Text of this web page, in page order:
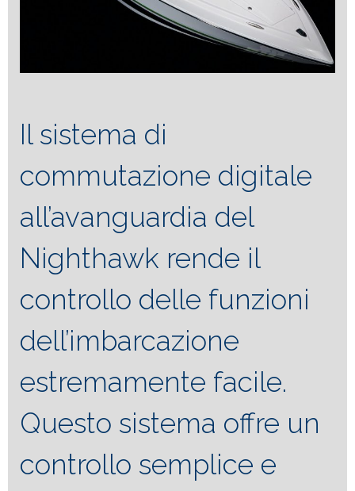
Il sistema di
commutazione digitale
all’avanguardia del
Nighthawk rende il
controllo delle funzioni
dell’imbarcazione
estremamente facile.
Questo sistema offre un
controllo semplice e